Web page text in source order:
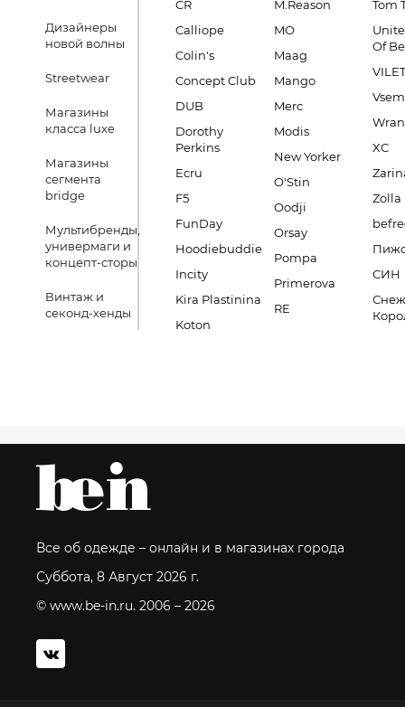
Дизайнеры
новой волны
Streetwear
Магазины
класса luxe
Магазины
сегмента
bridge
Мультибренды,
универмаги и
концепт-сторы
Винтаж и
секонд-хенды
CR
Calliope
Colin's
Concept Club
DUB
Dorothy
Perkins
Ecru
F5
FunDay
Hoodiebuddie
Incity
Kira Plastinina
Koton
M.Reason
MO
Maag
Mango
Merc
Modis
New Yorker
O'Stin
Oodji
Orsay
Pompa
Primerova
RE
Tom
Of
VILET
XC
Zolla
СИН
Все об одежде – онлайн и в магазинах города
Суббота, 8 Август 2026 г.
© www.be-in.ru. 2006 – 2026